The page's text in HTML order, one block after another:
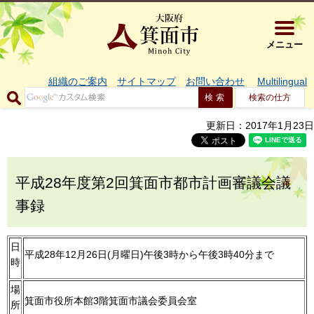
大阪府箕
メニュー
組織のご案内 サイトマップ お問い合わせ Multilingual
検索の仕方
更新日：2017年1月23日
平成28年度第2回箕面市都市計画審議会議
事録
日
時
平成28年12月26日(月曜日)午後3時から午後3時40分まで
場
所 箕面市役所本館3階箕面市議会委員会室